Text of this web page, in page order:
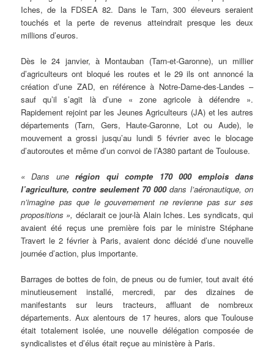
Iches, de la FDSEA 82. Dans le Tarn, 300 éleveurs seraient
touchés et la perte de revenus atteindrait presque les deux
millions d’euros.
Dès le 24 janvier, à Montauban (Tarn-et-Garonne), un millier
d’agriculteurs ont bloqué les routes et le 29 ils ont annoncé la
création d’une ZAD, en référence à Notre-Dame-des-Landes –
sauf qu’il s’agit là d’une « zone agricole à défendre ».
Rapidement rejoint par les Jeunes Agriculteurs (JA) et les autres
départements (Tarn, Gers, Haute-Garonne, Lot ou Aude), le
mouvement a grossi jusqu’au lundi 5 février avec le blocage
d’autoroutes et même d’un convoi de l’A380 partant de Toulouse.
« Dans unerégion qui compte 170 000 emplois dans
l’agriculture, contre seulement 70 000dans l’aéronautique, on
n’imagine pas que le gouvernement ne revienne pas sur ses
propositions », déclarait ce jour-là Alain Iches. Les syndicats, qui
avaient été reçus une première fois par le ministre Stéphane
Travert le 2 février à Paris, avaient donc décidé d’une nouvelle
journée d’action, plus importante.
Barrages de bottes de foin, de pneus ou de fumier, tout avait été
minutieusement installé, mercredi, par des dizaines de
manifestants sur leurs tracteurs, affluant de nombreux
départements. Aux alentours de 17 heures, alors que Toulouse
était totalement isolée, une nouvelle délégation composée de
syndicalistes et d’élus était reçue au ministère à Paris.